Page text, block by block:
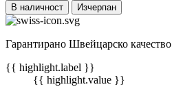
В наличност Изчерпан
Гарантирано Швейцарско качество
{{ highlight.label }}
{{ highlight.value }}